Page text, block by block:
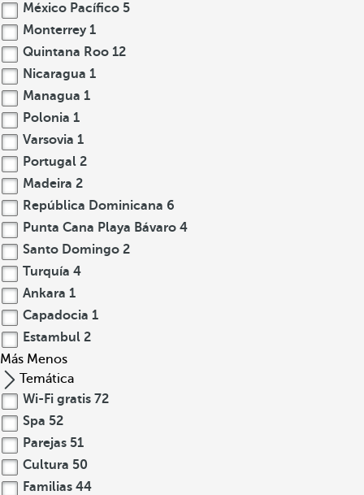
México Pacífico 5
Monterrey 1
Quintana Roo 12
Nicaragua 1
Managua 1
Polonia 1
Varsovia 1
Portugal 2
Madeira 2
República Dominicana 6
Punta Cana Playa Bávaro 4
Santo Domingo 2
Turquía 4
Ankara 1
Capadocia 1
Estambul 2
Más Menos
Temática
Wi-Fi gratis 72
Spa 52
Parejas 51
Cultura 50
Familias 44